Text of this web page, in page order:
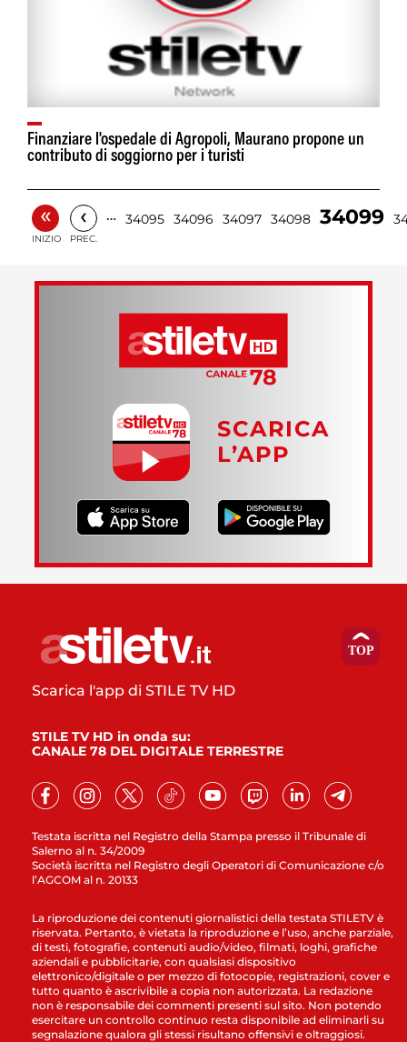
Finanziare l'ospedale di Agropoli, Maurano propone un
«
INIZIO
‹
PREC.
… 34095 34096 34097 34098 34099
SCARICA
L’APP
Testata iscritta nel Registro della Stampa presso il Tribunale di
Salerno al n. 34/2009
Società iscritta nel Registro degli Operatori di Comunicazione c/o
l’AGCOM al n. 20133
Scarica l'app di STILE TV HD
STILE TV HD in onda su:
CANALE 78 DEL DIGITALE TERRESTRE
La riproduzione dei contenuti giornalistici della testata STILETV è
riservata. Pertanto, è vietata la riproduzione e l’uso, anche parziale,
di testi, fotografie, contenuti audio/video, filmati, loghi, grafiche
aziendali e pubblicitarie, con qualsiasi dispositivo
elettronico/digitale o per mezzo di fotocopie, registrazioni, cover e
tutto quanto è ascrivibile a copia non autorizzata. La redazione
non è responsabile dei commenti presenti sul sito. Non potendo
esercitare un controllo continuo resta disponibile ad eliminarli su
segnalazione qualora gli stessi risultano offensivi e oltraggiosi.